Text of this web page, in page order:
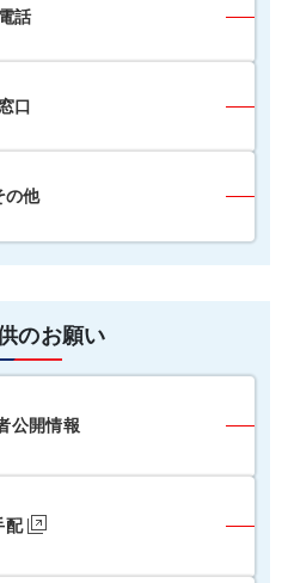
電話
窓口
の他
のお願い
公開情報
配